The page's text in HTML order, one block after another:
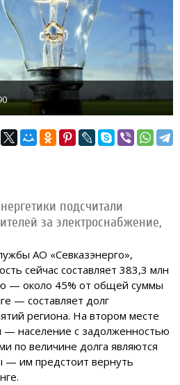
подсчитали
за электроснабжение,
АО «Севказэнерго»,
сейчас составляет 383,3 млн
— около 45% от общей суммы
— составляет долг
региона. На втором месте
— население с задолженностью
по величине долга являются
— им предстоит вернуть